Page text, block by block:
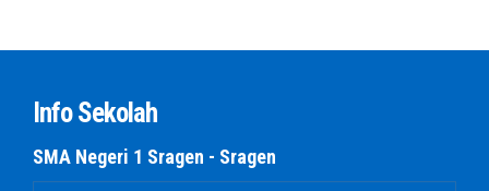
Info Sekolah
SMA Negeri 1 Sragen - Sragen